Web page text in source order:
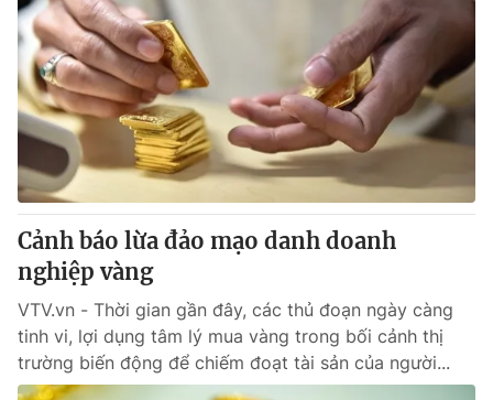
Cảnh báo lừa đảo mạo danh doanh
nghiệp vàng
VTV.vn - Thời gian gần đây, các thủ đoạn ngày càng
tinh vi, lợi dụng tâm lý mua vàng trong bối cảnh thị
trường biến động để chiếm đoạt tài sản của người...